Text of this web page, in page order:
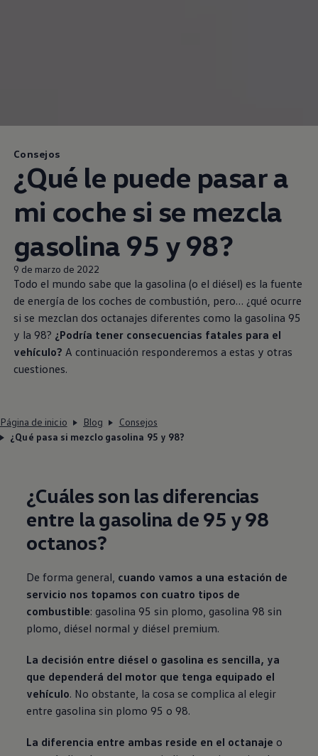
Consejos
¿Qué le puede pasar a
mi coche si se mezcla
gasolina 95 y 98?
9 de marzo de 2022
Todo el mundo sabe que la gasolina (o el diésel) es la fuente
de energía de los coches de combustión, pero… ¿qué ocurre
si se mezclan dos octanajes diferentes como la gasolina 95
y la 98? ¿Podría tener consecuencias fatales para el
vehículo? A continuación responderemos a estas y otras
cuestiones.
Página de inicio Blog
Consejos
¿Qué pasa si mezclo gasolina 95 y 98?
¿Cuáles son las diferencias
entre la gasolina de 95 y 98
octanos?
De forma general, cuando vamos a una estación de
servicio nos topamos con cuatro tipos de
combustible: gasolina 95 sin plomo, gasolina 98 sin
plomo, diésel normal y diésel premium.
La decisión entre diésel o gasolina es sencilla, ya
que dependerá del motor que tenga equipado el
vehículo. No obstante, la cosa se complica al elegir
entre gasolina sin plomo 95 o 98.
La diferencia entre ambas reside en el octanaje o